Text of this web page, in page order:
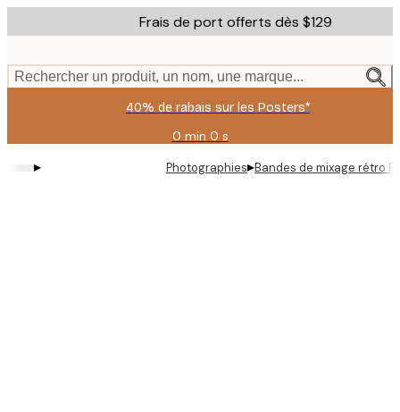
to
content.
Frais de port offerts dès $129
Rechercher un produit, un nom, une marque...
40% de rabais sur les Posters*
0 min 0 s
Valable
jusqu'au
:
▸ Photographies▸Bandes de mixage rétro